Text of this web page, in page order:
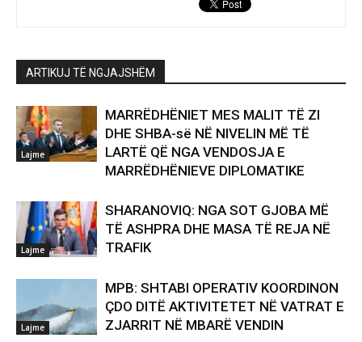
ARTIKUJ TË NGJAJSHËM
Lajme
MARRËDHËNIET MES MALIT TË ZI
DHE SHBA-së NË NIVELIN MË TË
LARTË QË NGA VENDOSJA E
MARRËDHËNIEVE DIPLOMATIKE
Lajme
SHARANOVIQ: NGA SOT GJOBA MË
TË ASHPRA DHE MASA TË REJA NË
TRAFIK
Lajme
MPB: SHTABI OPERATIV KOORDINON
ÇDO DITË AKTIVITETET NË VATRAT E
ZJARRIT NË MBARË VENDIN